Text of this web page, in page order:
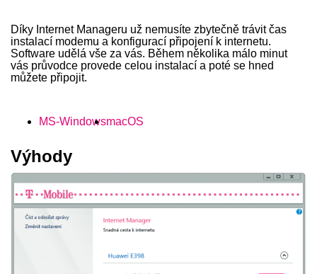
Díky Internet Manageru už nemusíte zbytečně trávit čas
instalací modemu a konfigurací připojení k internetu.
Software udělá vše za vás. Během několika málo minut
vás průvodce provede celou instalací a poté se hned
můžete připojit.
MS-WindowsmacOS
Výhody